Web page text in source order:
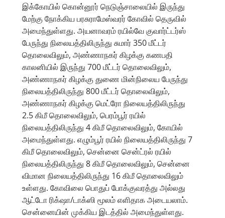
இக்கோயில் கொன்னூர் நெடுஞ்சாலையில் இருந்து
மேற்கு நோக்கிய பரசுராமேஸ்வரர் கோவில் தெருவில்
அமைந்துள்ளது. அயனாவரம் ரயில்வே குவார்ட்டர்ஸ்
பேருந்து நிலையத்திலிருந்து சுமார் 350 மீட்டர்
தொலைவிலும், அண்ணாநகர் கிழக்கு கணபதி
காலனியில் இருந்து 700 மீட்டர் தொலைவிலும்,
அண்ணாநகர் கிழக்கு துணை மின்நிலைய பேருந்து
நிலையத்திலிருந்து 800 மீட்டர் தொலைவிலும்,
அண்ணாநகர் கிழக்கு மெட்ரோ நிலையத்திலிருந்து
2.5 கிமீ தொலைவிலும், பெரம்பூர் ரயில்
நிலையத்திலிருந்து 4 கிமீ தொலைவிலும், கோயில்
அமைந்துள்ளது. எழும்பூர் ரயில் நிலையத்திலிருந்து 7
கிமீ தொலைவிலும், சென்னை சென்ட்ரல் ரயில்
நிலையத்திலிருந்து 8 கிமீ தொலைவிலும், சென்னை
விமான நிலையத்திலிருந்து 16 கிமீ தொலைவிலும்
உள்ளது. கோவிலை பொதுப் போக்குவரத்து அல்லது
ஆட்டோ ரிக்‌ஷா/டாக்ஸி மூலம் எளிதாக அடையலாம்.
சென்னையின் முக்கிய இடத்தில் அமைந்துள்ளது.